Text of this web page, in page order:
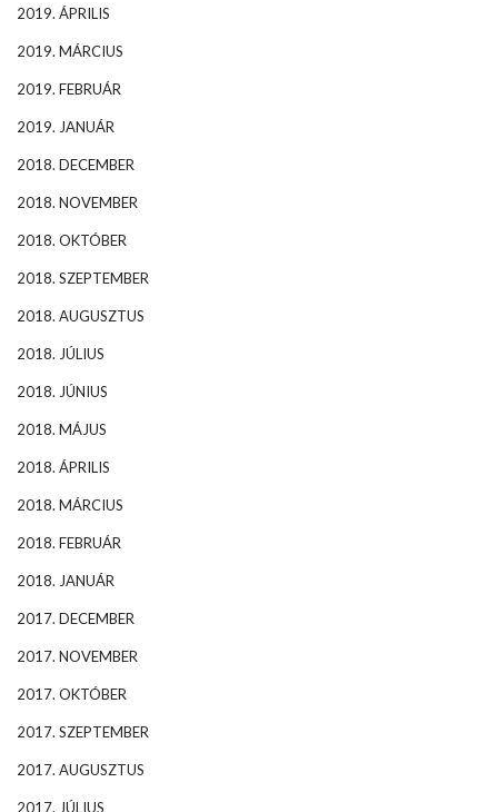
2019. ÁPRILIS
2019. MÁRCIUS
2019. FEBRUÁR
2019. JANUÁR
2018. DECEMBER
2018. NOVEMBER
2018. OKTÓBER
2018. SZEPTEMBER
2018. AUGUSZTUS
2018. JÚLIUS
2018. JÚNIUS
2018. MÁJUS
2018. ÁPRILIS
2018. MÁRCIUS
2018. FEBRUÁR
2018. JANUÁR
2017. DECEMBER
2017. NOVEMBER
2017. OKTÓBER
2017. SZEPTEMBER
2017. AUGUSZTUS
2017. JÚLIUS